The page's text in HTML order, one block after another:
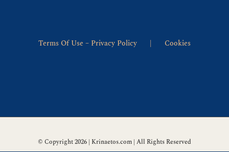
Terms Of Use – Privacy Policy Cookies
© Copyright 2026 | Krinaetos.com | All Rights Reserved